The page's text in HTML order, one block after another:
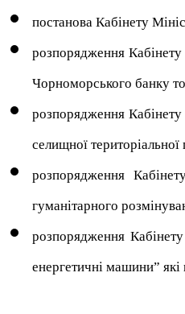
постанова Кабінету
розпорядження
Чорноморського банку
розпорядження
селищної
розпорядження
гуманітарного
розпорядження
енергетичні машини” які